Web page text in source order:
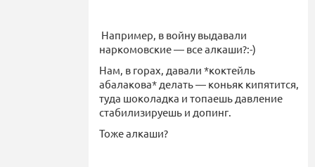
Например, в войну выдавали
наркомовские — все алкаши?:-)
Нам, в горах, давали *коктейль
абалакова* делать — коньяк кипятится,
туда шоколадка и топаешь давление
стабилизируешь и допинг.
Тоже алкаши?